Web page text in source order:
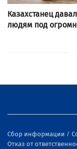
Казахстанец
людям под
Сбор информации
Отказ от